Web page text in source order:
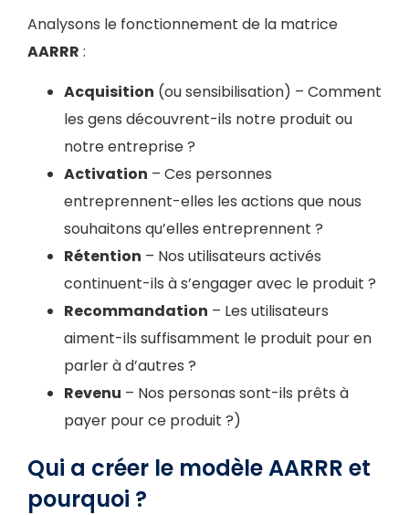
Analysons le fonctionnement de la matrice
AARRR :
Acquisition (ou sensibilisation) – Comment
les gens découvrent-ils notre produit ou
notre entreprise ?
Activation – Ces personnes
entreprennent-elles les actions que nous
souhaitons qu’elles entreprennent ?
Rétention – Nos utilisateurs activés
continuent-ils à s’engager avec le produit ?
Recommandation – Les utilisateurs
aiment-ils suffisamment le produit pour en
parler à d’autres ?
Revenu – Nos personas sont-ils prêts à
payer pour ce produit ?)
Qui a créer le modèle AARRR et
pourquoi ?